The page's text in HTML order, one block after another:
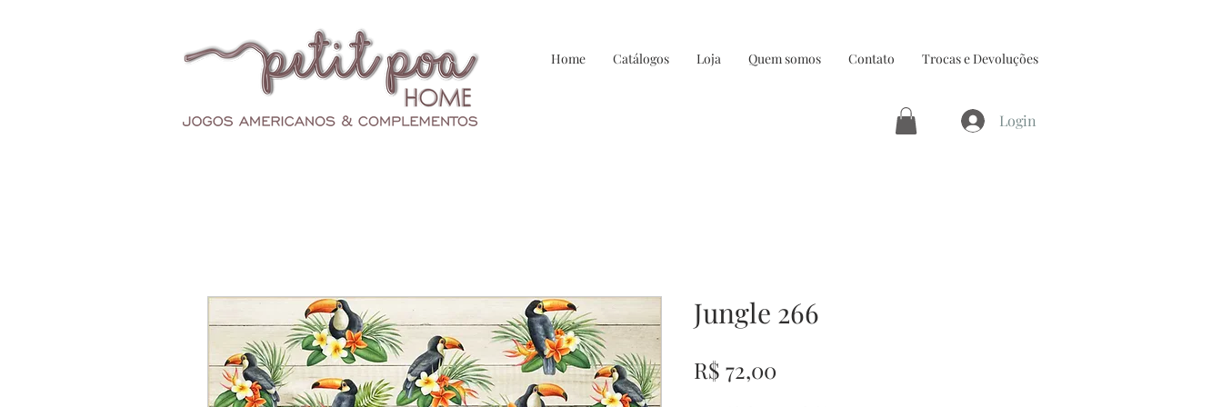
Home Catálogos Loja Quem somos Contato Trocas e Devoluções
Login
Jungle 266
R$ 72,00Preço